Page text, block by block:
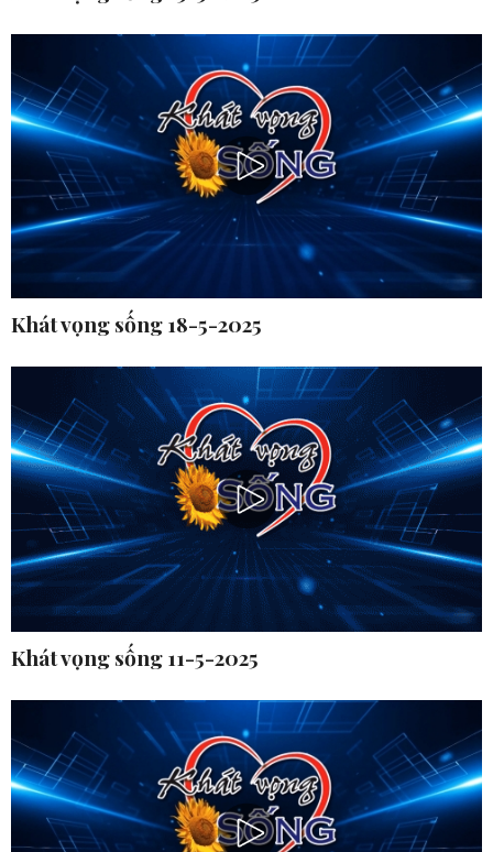
Khát vọng sống 18-5-2025
Khát vọng sống 11-5-2025